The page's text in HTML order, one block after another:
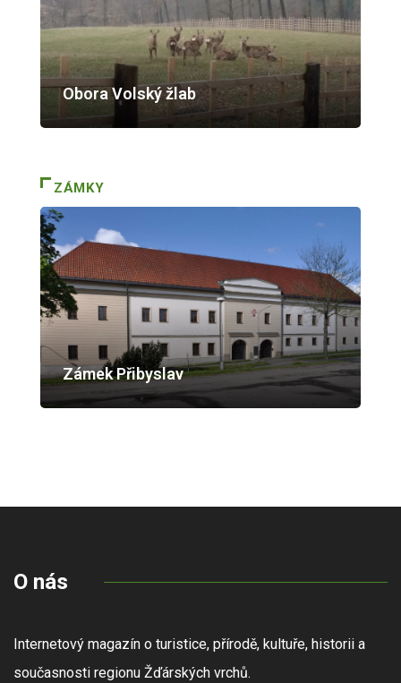
Obora Volský žlab
ZÁMKY
Zámek Přibyslav
O nás
Internetový magazín o turistice, přírodě, kultuře, historii a
současnosti regionu Žďárských vrchů.